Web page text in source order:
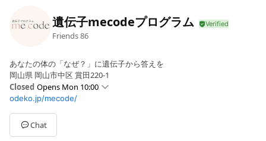
遺伝子mecodeプログラム
Friends86
あなたの体の「なぜ？」に遺伝子から答えを
岡山県 岡山市中区 賞田220-1
Closed Opens Mon 10:00
SunClosed
Mon10:00 - 18:00
Tue10:00 - 18:00
Wed10:00 - 18:00
odeko.jp/mecode/
Chat